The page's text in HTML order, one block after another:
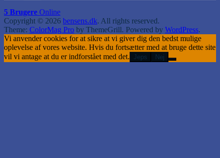
5 Brugere Online
Copyright © 2026 bensens.dk. All rights reserved.
Theme: ColorMag Pro by ThemeGrill. Powered by WordPress.
Vi anvender cookies for at sikre at vi giver dig den bedst mulige
oplevelse af vores website. Hvis du fortsætter med at bruge dette site
vil vi antage at du er indforstået med det. Jeps Nej